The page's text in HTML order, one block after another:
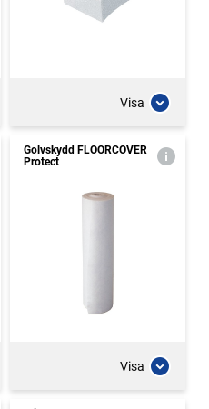
Visa
Golvskydd FLOORCOVER
Protect
Visa